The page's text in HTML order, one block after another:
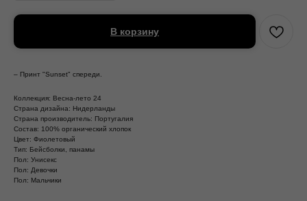
В корзину
– Принт "Sunset" спереди.
Коллекция: Весна-лето 24
Страна дизайна: Нидерланды
Страна производитель: Португалия
Состав: 100% органический хлопок
Цвет: Фиолетовый
Тип: Бейсболки, панамы
Пол: Унисекс
Пол: Девочки
Пол: Мальчики